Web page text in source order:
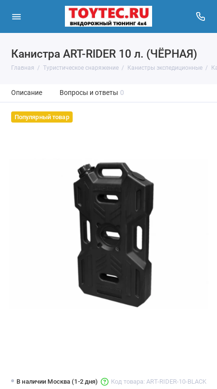
Канистра ART-RIDER 10 л. (ЧЁРНАЯ)
Главная Туристическое снаряжение Канистры экспедиционные
Описание Вопросы и ответы 0
Популярный товар
В наличии Москва (1-2 дня) Код товара: ART-RIDER-10-BLACK